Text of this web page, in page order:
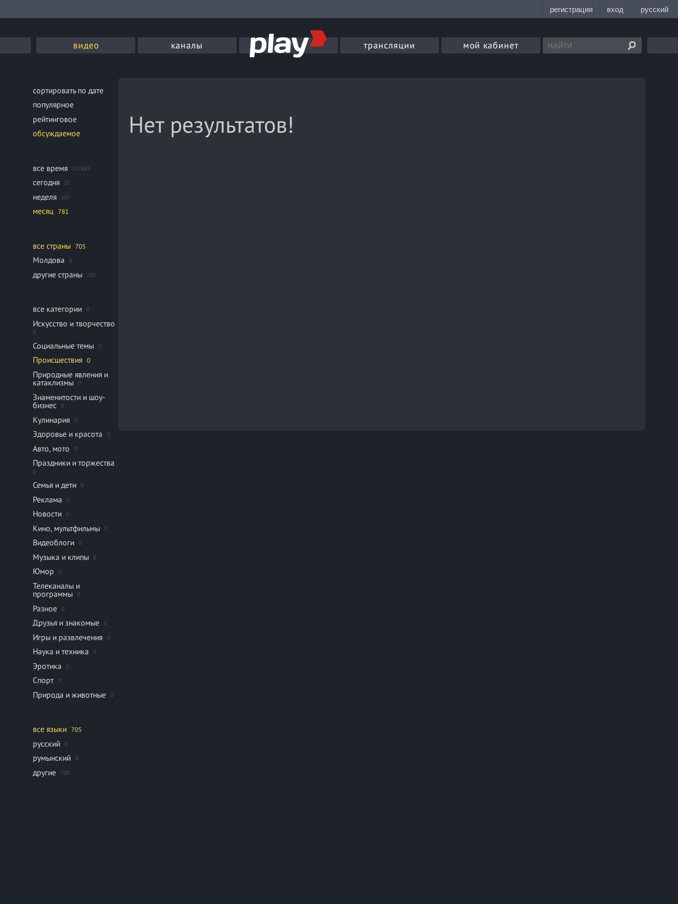
видео каналы трансляции мой кабинет
сортировать по дате
популярное
рейтинговое
обсуждаемое
все время 311889
сегодня 15
неделя 107
месяц 781
все страны 705
Молдова 0
другие страны 705
все категории 0
Искусство и творчество
0
Социальные темы 0
Происшествия 0
Природные явления и
катаклизмы
0
Знаменитости и шоу-
бизнес
0
Кулинария 0
Здоровье и красота 0
Авто, мото 0
Праздники и торжества
0
Семья и дети 0
Реклама 0
Новости 0
Кино, мультфильмы 0
Видеоблоги 0
Музыка и клипы 0
Юмор 0
Телеканалы и
программы
0
Разное 0
Друзья и знакомые 0
Игры и развлечения 0
Наука и техника 0
Эротика 0
Спорт 0
Природа и животные 0
все языки 705
русский 0
румынский 0
другие 705
Нет результатов!